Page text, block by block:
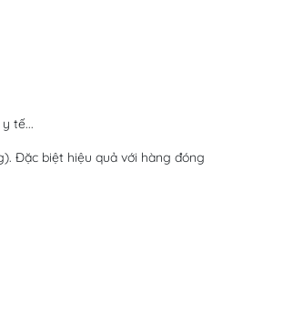
tế...
Đặc biệt hiệu quả với hàng đóng